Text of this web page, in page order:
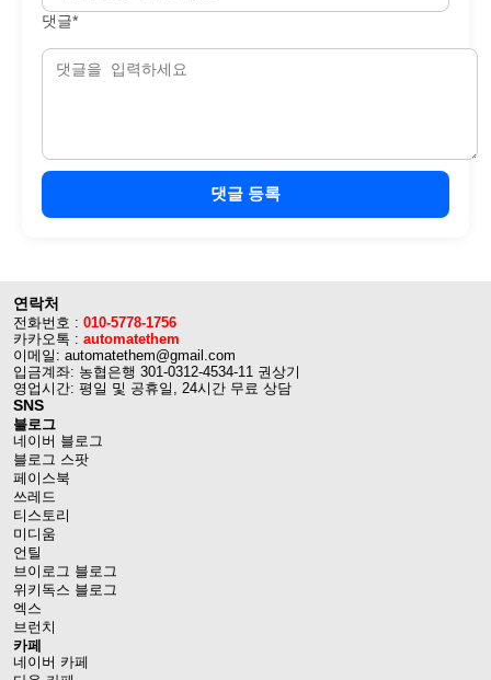
댓글*
댓글 등록
연락처
전화번호 : 010-5778-1756
카카오톡 : automatethem
이메일: automatethem@gmail.com
입금계좌: 농협은행 301-0312-4534-11 권상기
영업시간: 평일 및 공휴일, 24시간 무료 상담
SNS
블로그
네이버 블로그
블로그 스팟
페이스북
쓰레드
티스토리
미디움
언틸
브이로그 블로그
위키독스 블로그
엑스
브런치
카페
네이버 카페